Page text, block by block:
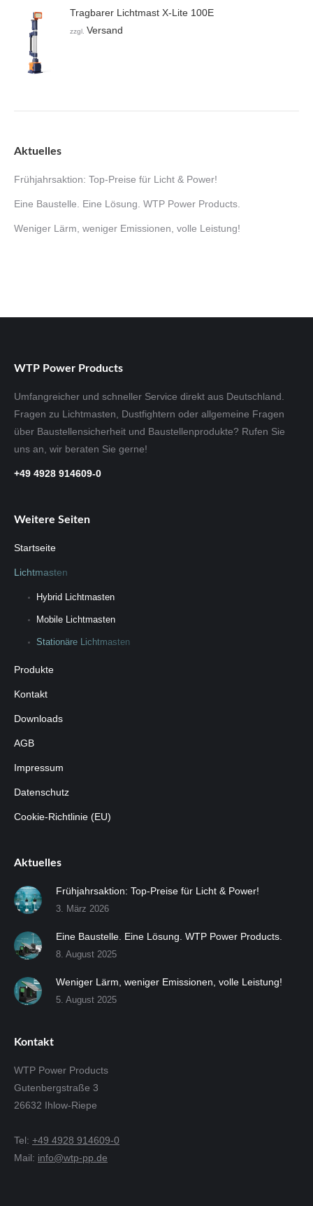
Tragbarer Lichtmast X-Lite 100E
zzgl. Versand
Aktuelles
Frühjahrsaktion: Top-Preise für Licht & Power!
Eine Baustelle. Eine Lösung. WTP Power Products.
Weniger Lärm, weniger Emissionen, volle Leistung!
WTP Power Products
Umfangreicher und schneller Service direkt aus Deutschland.
Fragen zu Lichtmasten, Dustfightern oder allgemeine Fragen
über Baustellensicherheit und Baustellenprodukte? Rufen Sie
uns an, wir beraten Sie gerne!
+49 4928 914609-0
Weitere Seiten
Startseite
Lichtmasten
Hybrid Lichtmasten
Mobile Lichtmasten
Stationäre Lichtmasten
Produkte
Kontakt
Downloads
AGB
Impressum
Datenschutz
Cookie-Richtlinie (EU)
Aktuelles
Frühjahrsaktion: Top-Preise für Licht & Power!
3. März 2026
Eine Baustelle. Eine Lösung. WTP Power Products.
8. August 2025
Weniger Lärm, weniger Emissionen, volle Leistung!
5. August 2025
Kontakt
WTP Power Products
Gutenbergstraße 3
26632 Ihlow-Riepe
Tel: +49 4928 914609-0
Mail: info@wtp-pp.de